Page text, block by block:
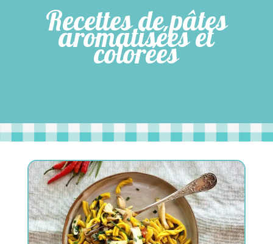
Recettes de pâtes
aromatisées et
colorées